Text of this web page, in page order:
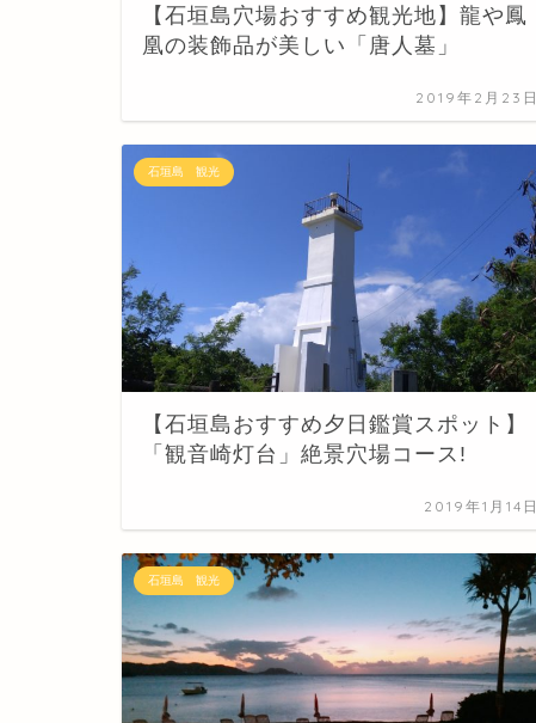
【石垣島穴場おすすめ観光地】龍や鳳
凰の装飾品が美しい「唐人墓」
2019年2月23日
石垣島 観光
【石垣島おすすめ夕日鑑賞スポット】
「観音崎灯台」絶景穴場コース!
2019年1月14日
石垣島 観光